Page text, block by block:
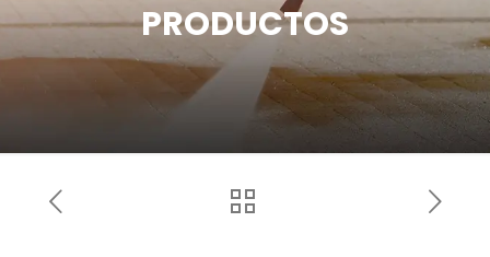
PRODUCTOS